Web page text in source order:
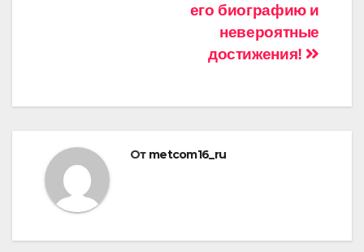
его биографию и
невероятные
достижения!
От metcom16_ru